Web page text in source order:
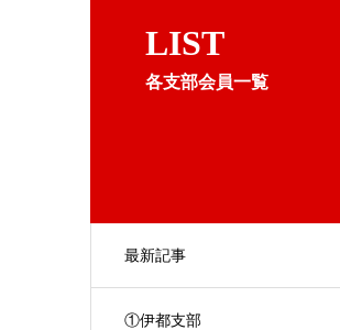
LIST
各支部会員一覧
最新記事
①伊都支部